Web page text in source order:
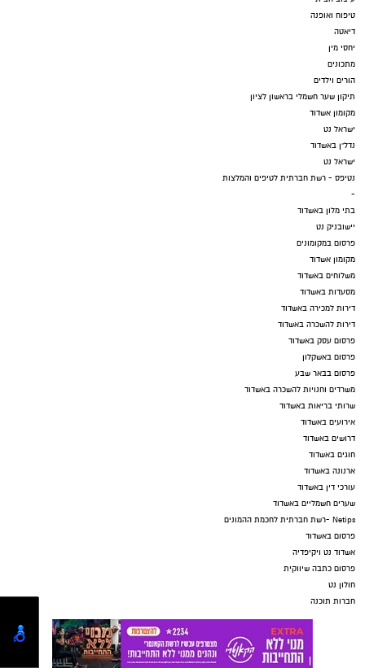
טיפוח ואופנה
דיאטה
יחסי מין
מתכונים
הורים וילדים
תיקון שער חשמלי בראשון לציון
מקומון אשדוד
ישראל נט
נדל"ן באשדוד
ישראל נט
נטיפס - רשת חברתית לטיפים והמלצות
-
בתי מלון באשדוד
יישובניק נט
פרסום במקומונים
מקומון אשדוד
משלוחים באשדוד
מסעדות באשדוד
דירות למכירה באשדוד
דירות להשכרה באשדוד
פרסום עסק באשדוד
פרסום באשקלון
פרסום בבאר שבע
משרדים וחנויות להשכרה באשדוד
שרותי בריאות באשדוד
אירועים באשדוד
דרושים באשדוד
חוגים באשדוד
ארנונה באשדוד
עורכי דין באשדוד
שערים חשמליים באשדוד
Netips -רשת חברתית לחכמת ההמונים
פרסום באשדוד
אשדוד נט ויקיפדיה
פרסום כתבה שיווקית
חולון נט
חברות תוכנה